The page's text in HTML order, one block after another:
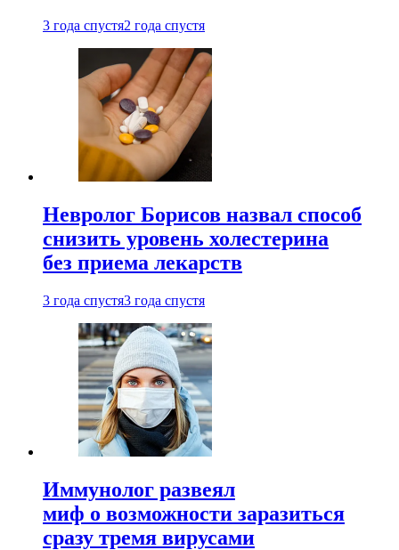
3 года спустя2 года спустя
Невролог Борисов назвал способ
снизить уровень холестерина
без приема лекарств
3 года спустя3 года спустя
Иммунолог развеял
миф о возможности заразиться
сразу тремя вирусами